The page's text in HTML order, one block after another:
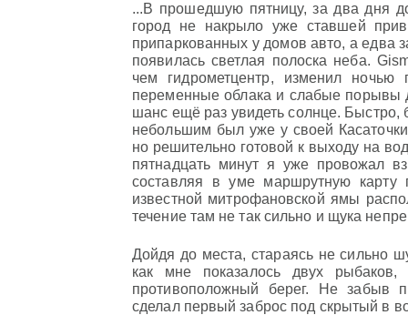
...В прошедшую пятницу, за два дня
город не накрыло уже ставшей
припаркованных у домов авто, а едва
появилась светлая полоска неба.
чем гидрометцентр, изменил
переменные облака и слабые порывы
шанс ещё раз увидеть солнце. Быстро,
небольшим был уже у своей
но решительно готовой к выходу на
пятнадцать минут я уже провожал
составляя в уме маршрутную
известной митрофановской ямы
течение там не так сильно и щука
Дойдя до места, стараясь не сильно
как мне показалось двух
противоположный берег. Не забыв
сделал первый заброс под скрытый в